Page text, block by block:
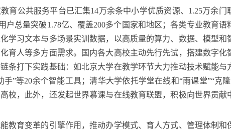
公共服务平台已汇集14万余条中小学优质资源、1.25万余门
户总量突破1.78亿、覆盖200多个国家和地区；各类专业教育语
学习文本与多场景实训数据，以高质量的算力、数据、模型和
育人等多方面需求。国内各大高校主动先行先试，搭建数字化
条打下实践基础：如北京大学在教学环节大力推动技术赋能与
”等20余个智能工具；清华大学依托学堂在线和“雨课堂”“克
校，此外，还发起世界慕课与在线教育联盟，积极向世界贡献
育变革的引擎作用，推动办学模式、育人方式、管理体制和